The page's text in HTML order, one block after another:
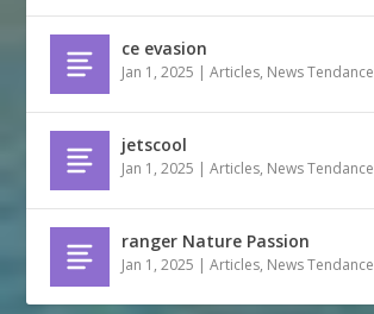
ce evasion
Jan 1, 2025 |Articles, News Tendance
jetscool
Jan 1, 2025 |Articles, News Tendance
ranger Nature Passion
Jan 1, 2025 |Articles, News Tendance